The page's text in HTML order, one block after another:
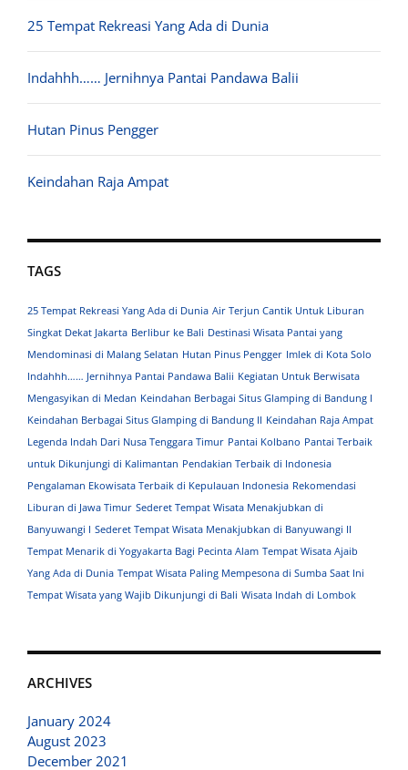
25 Tempat Rekreasi Yang Ada di Dunia
Indahhh…… Jernihnya Pantai Pandawa Balii
Hutan Pinus Pengger
Keindahan Raja Ampat
TAGS
25 Tempat Rekreasi Yang Ada di Dunia Air Terjun Cantik Untuk Liburan
Singkat Dekat Jakarta Berlibur ke Bali Destinasi Wisata Pantai yang
Mendominasi di Malang Selatan Hutan Pinus Pengger Imlek di Kota Solo
Indahhh…… Jernihnya Pantai Pandawa Balii Kegiatan Untuk Berwisata
Mengasyikan di Medan Keindahan Berbagai Situs Glamping di Bandung I
Keindahan Berbagai Situs Glamping di Bandung II Keindahan Raja Ampat
Legenda Indah Dari Nusa Tenggara Timur Pantai Kolbano Pantai Terbaik
untuk Dikunjungi di Kalimantan Pendakian Terbaik di Indonesia
Pengalaman Ekowisata Terbaik di Kepulauan Indonesia Rekomendasi
Liburan di Jawa Timur Sederet Tempat Wisata Menakjubkan di
Banyuwangi I Sederet Tempat Wisata Menakjubkan di Banyuwangi II
Tempat Menarik di Yogyakarta Bagi Pecinta Alam Tempat Wisata Ajaib
Yang Ada di Dunia Tempat Wisata Paling Mempesona di Sumba Saat Ini
Tempat Wisata yang Wajib Dikunjungi di Bali Wisata Indah di Lombok
ARCHIVES
January 2024
August 2023
December 2021